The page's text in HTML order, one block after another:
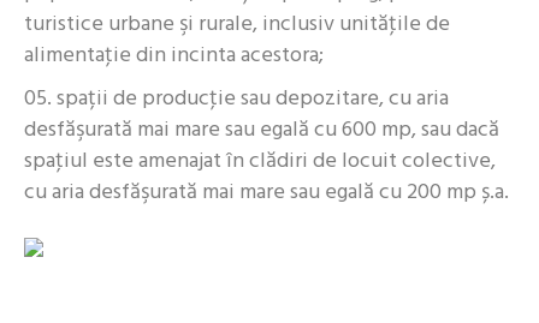
turistice urbane şi rurale, inclusiv unităţile de
alimentaţie din incinta acestora;
spații de producţie sau depozitare, cu aria
desfăşurată mai mare sau egală cu 600 mp, sau dacă
spaţiul este amenajat în clădiri de locuit colective,
cu aria desfăşurată mai mare sau egală cu 200 mp ș.a.